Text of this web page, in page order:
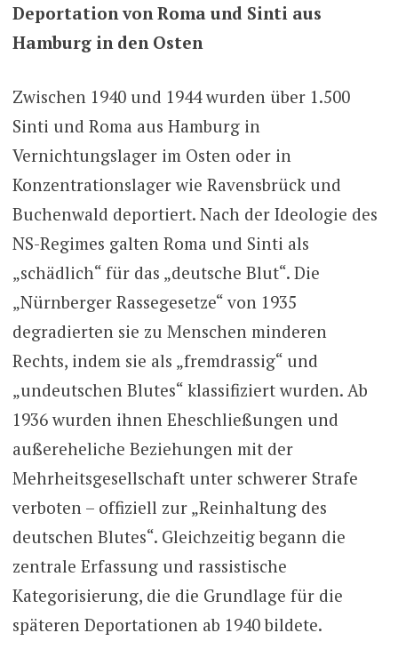
Deportation von Roma und Sinti aus
Hamburg in den Osten
Zwischen 1940 und 1944 wurden über 1.500
Sinti und Roma aus Hamburg in
Vernichtungslager im Osten oder in
Konzentrationslager wie Ravensbrück und
Buchenwald deportiert. Nach der Ideologie des
NS-Regimes galten Roma und Sinti als
„schädlich“ für das „deutsche Blut“. Die
„Nürnberger Rassegesetze“ von 1935
degradierten sie zu Menschen minderen
Rechts, indem sie als „fremdrassig“ und
„undeutschen Blutes“ klassifiziert wurden. Ab
1936 wurden ihnen Eheschließungen und
außereheliche Beziehungen mit der
Mehrheitsgesellschaft unter schwerer Strafe
verboten – offiziell zur „Reinhaltung des
deutschen Blutes“. Gleichzeitig begann die
zentrale Erfassung und rassistische
Kategorisierung, die die Grundlage für die
späteren Deportationen ab 1940 bildete.